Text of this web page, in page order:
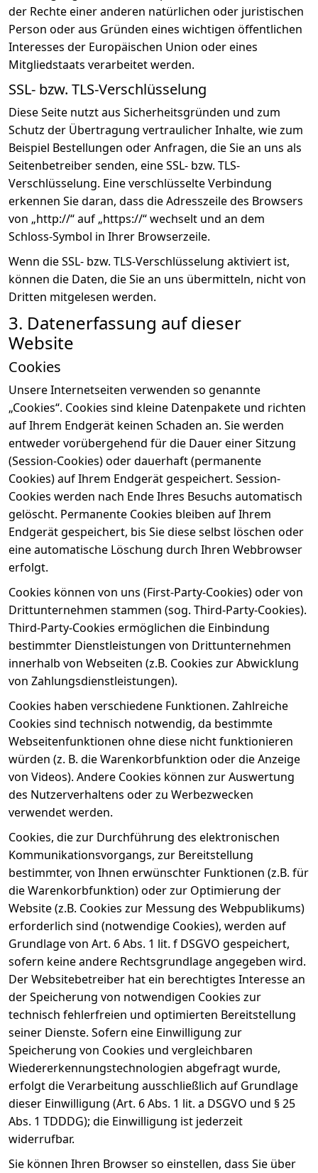
der Rechte einer anderen natürlichen oder juristischen
Person oder aus Gründen eines wichtigen öffentlichen
Interesses der Europäischen Union oder eines
Mitgliedstaats verarbeitet werden.
SSL- bzw. TLS-Verschlüsselung
Diese Seite nutzt aus Sicherheitsgründen und zum
Schutz der Übertragung vertraulicher Inhalte, wie zum
Beispiel Bestellungen oder Anfragen, die Sie an uns als
Seitenbetreiber senden, eine SSL- bzw. TLS-
Verschlüsselung. Eine verschlüsselte Verbindung
erkennen Sie daran, dass die Adresszeile des Browsers
von „http://“ auf „https://“ wechselt und an dem
Schloss-Symbol in Ihrer Browserzeile.
Wenn die SSL- bzw. TLS-Verschlüsselung aktiviert ist,
können die Daten, die Sie an uns übermitteln, nicht von
Dritten mitgelesen werden.
3. Datenerfassung auf dieser
Website
Cookies
Unsere Internetseiten verwenden so genannte
„Cookies“. Cookies sind kleine Datenpakete und richten
auf Ihrem Endgerät keinen Schaden an. Sie werden
entweder vorübergehend für die Dauer einer Sitzung
(Session-Cookies) oder dauerhaft (permanente
Cookies) auf Ihrem Endgerät gespeichert. Session-
Cookies werden nach Ende Ihres Besuchs automatisch
gelöscht. Permanente Cookies bleiben auf Ihrem
Endgerät gespeichert, bis Sie diese selbst löschen oder
eine automatische Löschung durch Ihren Webbrowser
erfolgt.
Cookies können von uns (First-Party-Cookies) oder von
Drittunternehmen stammen (sog. Third-Party-Cookies).
Third-Party-Cookies ermöglichen die Einbindung
bestimmter Dienstleistungen von Drittunternehmen
innerhalb von Webseiten (z.B. Cookies zur Abwicklung
von Zahlungsdienstleistungen).
Cookies haben verschiedene Funktionen. Zahlreiche
Cookies sind technisch notwendig, da bestimmte
Webseitenfunktionen ohne diese nicht funktionieren
würden (z. B. die Warenkorbfunktion oder die Anzeige
von Videos). Andere Cookies können zur Auswertung
des Nutzerverhaltens oder zu Werbezwecken
verwendet werden.
Cookies, die zur Durchführung des elektronischen
Kommunikationsvorgangs, zur Bereitstellung
bestimmter, von Ihnen erwünschter Funktionen (z.B. für
die Warenkorbfunktion) oder zur Optimierung der
Website (z.B. Cookies zur Messung des Webpublikums)
erforderlich sind (notwendige Cookies), werden auf
Grundlage von Art. 6 Abs. 1 lit. f DSGVO gespeichert,
sofern keine andere Rechtsgrundlage angegeben wird.
Der Websitebetreiber hat ein berechtigtes Interesse an
der Speicherung von notwendigen Cookies zur
technisch fehlerfreien und optimierten Bereitstellung
seiner Dienste. Sofern eine Einwilligung zur
Speicherung von Cookies und vergleichbaren
Wiedererkennungstechnologien abgefragt wurde,
erfolgt die Verarbeitung ausschließlich auf Grundlage
dieser Einwilligung (Art. 6 Abs. 1 lit. a DSGVO und § 25
Abs. 1 TDDDG); die Einwilligung ist jederzeit
widerrufbar.
Sie können Ihren Browser so einstellen, dass Sie über